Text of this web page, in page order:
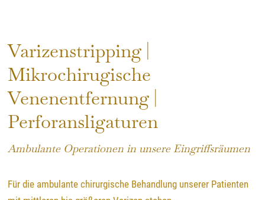
Varizenstripping |
Mikrochirugische
Venenentfernung |
Perforansligaturen
Ambulante Operationen in unsere Eingriffsräumen
Für die ambulante chirurgische Behandlung unserer Patienten